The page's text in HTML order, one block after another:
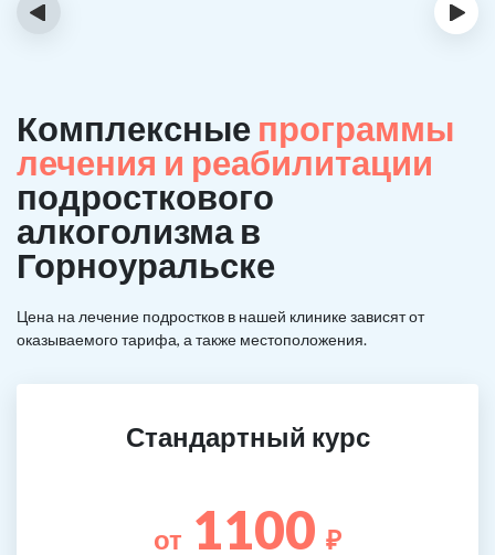
‹ ›
Комплексные программы
лечения и реабилитации
подросткового
алкоголизма в
Горноуральске
Цена на лечение подростков в нашей клинике зависят от
оказываемого тарифа, а также местоположения.
Стандартный курс
от 1100 ₽